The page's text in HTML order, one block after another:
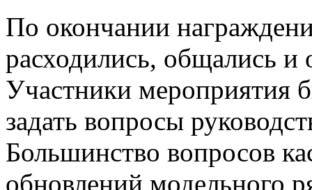
По окончании
расходились, общались
Участники мероприятия
задать вопросы
Большинство вопросов
обновлений модельного